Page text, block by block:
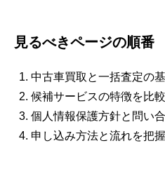
見るべきページの順番
中古車買取と一括査定の
候補サービスの特徴を比
個人情報保護方針と問い
申し込み方法と流れを把